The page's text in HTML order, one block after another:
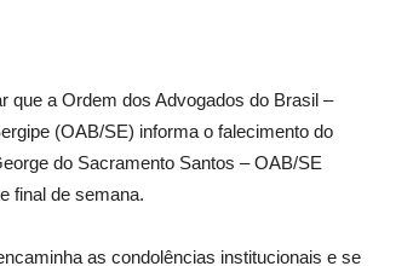
que a Ordem dos Advogados do Brasil –
(OAB/SE) informa o falecimento do
do Sacramento Santos – OAB/SE
final de semana.
as condolências institucionais e se